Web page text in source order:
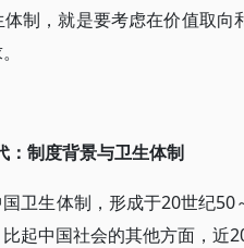
制，就是要考虑在价值取
：制度背景与卫生体制
卫生体制，形成于20世纪
起中国社会的其他方面，近